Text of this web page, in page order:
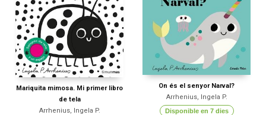
Mariquita mimosa. Mi primer libro
de tela
Arrhenius, Ingela P.
On és el senyor Narval?
Arrhenius, Ingela P.
Disponible en 7 dies